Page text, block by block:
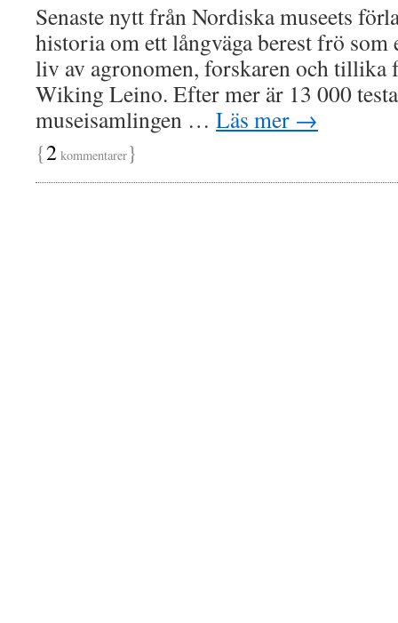
Senaste nytt från Nordiska museets
historia om ett långväga berest frö
liv av agronomen, forskaren och tillika
Wiking Leino. Efter mer är 13 000
museisamlingen … Läs mer →
{2 kommentarer}